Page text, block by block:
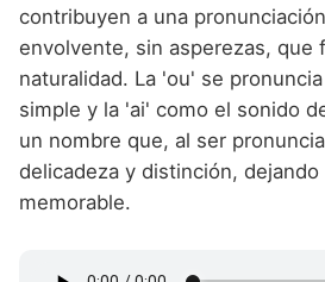
contribuyen a una
envolvente, sin asperezas, que
naturalidad. La 'ou' se
simple y la 'ai' como el sonido
un nombre que, al ser
delicadeza y distinción,
memorable.